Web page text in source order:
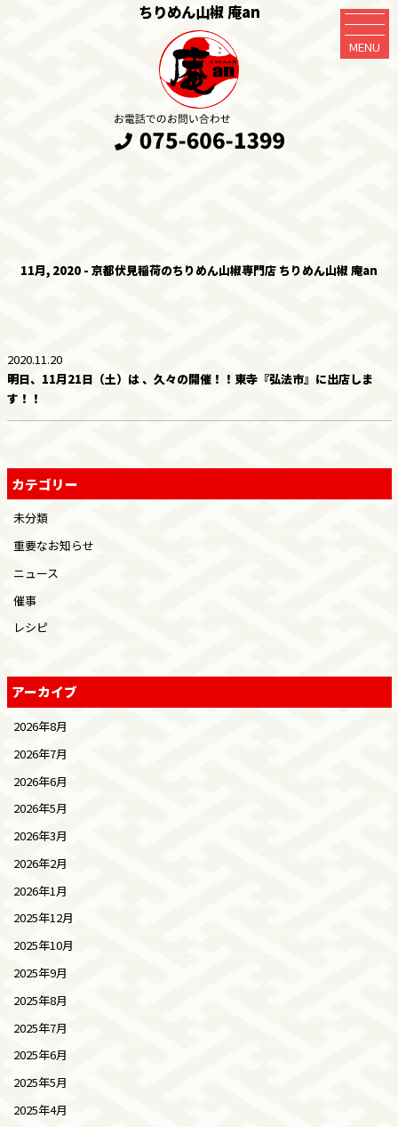
MENU
ちりめん山椒 庵an
11月, 2020 - 京都伏見稲荷のちりめん山椒専門店 ちりめん山椒 庵an
明日、11月21日（土）は 、久々の開催！！東寺『弘法市』に出店しま
す！！
2020.11.20
カテゴリー
未分類
重要なお知らせ
ニュース
催事
レシピ
アーカイブ
2026年8月
2026年7月
2026年6月
2026年5月
2026年3月
2026年2月
2026年1月
2025年12月
2025年10月
2025年9月
2025年8月
2025年7月
2025年6月
2025年5月
2025年4月